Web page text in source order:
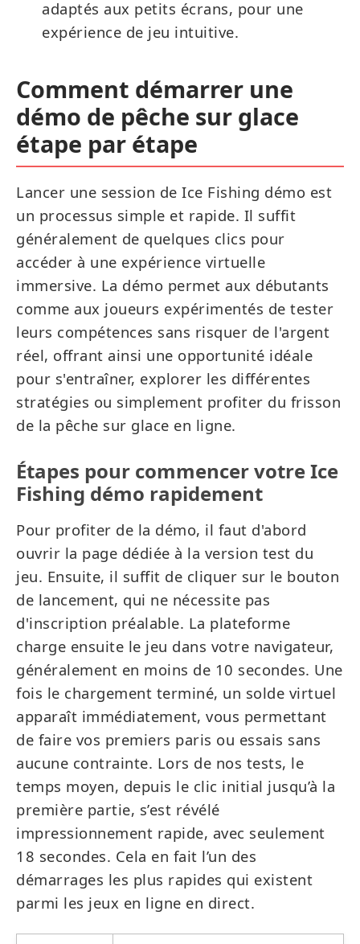
adaptés aux petits écrans, pour une
expérience de jeu intuitive.
Comment démarrer une
démo de pêche sur glace
étape par étape
Lancer une session de Ice Fishing démo est
un processus simple et rapide. Il suffit
généralement de quelques clics pour
accéder à une expérience virtuelle
immersive. La démo permet aux débutants
comme aux joueurs expérimentés de tester
leurs compétences sans risquer de l'argent
réel, offrant ainsi une opportunité idéale
pour s'entraîner, explorer les différentes
stratégies ou simplement profiter du frisson
de la pêche sur glace en ligne.
Étapes pour commencer votre Ice
Fishing démo rapidement
Pour profiter de la démo, il faut d'abord
ouvrir la page dédiée à la version test du
jeu. Ensuite, il suffit de cliquer sur le bouton
de lancement, qui ne nécessite pas
d'inscription préalable. La plateforme
charge ensuite le jeu dans votre navigateur,
généralement en moins de 10 secondes. Une
fois le chargement terminé, un solde virtuel
apparaît immédiatement, vous permettant
de faire vos premiers paris ou essais sans
aucune contrainte. Lors de nos tests, le
temps moyen, depuis le clic initial jusqu’à la
première partie, s’est révélé
impressionnement rapide, avec seulement
18 secondes. Cela en fait l’un des
démarrages les plus rapides qui existent
parmi les jeux en ligne en direct.